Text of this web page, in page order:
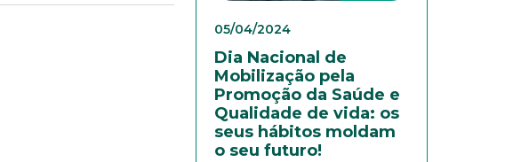
05/04/2024
Dia Nacional de
Mobilização pela
Promoção da Saúde e
Qualidade de vida: os
seus hábitos moldam
o seu futuro!
Telefone